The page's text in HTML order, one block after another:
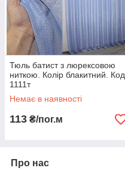
Тюль батист з люрексовою
ниткою. Колір блакитний. Код
1111т
Немає в наявності
113 ₴/пог.м
Про нас